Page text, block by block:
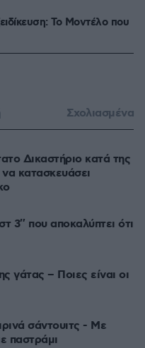
Το Mοντέλο που
Σχολιασμένα
Δικαστήριο κατά της
κατασκευάσει
3″ που αποκαλύπτει ότι
γάτας – Ποιες είναι οι
σάντουιτς - Με
παστράμι